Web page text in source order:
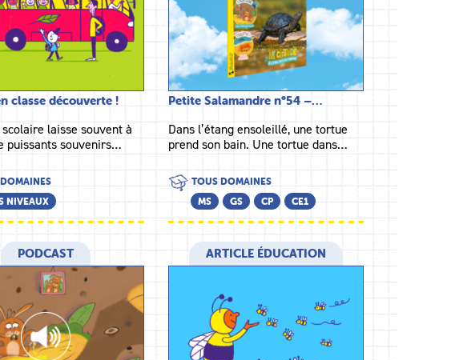
classe découverte !
laisse souvent à
puissants souvenirs…
NIVEAUX
Petite Salamandre n°54 –…
Dans l’étang ensoleillé, une tortue
prend son bain. Une tortue dans…
TOUS DOMAINES
MS
GS CP CE1
PODCAST ARTICLE ÉDUCATION